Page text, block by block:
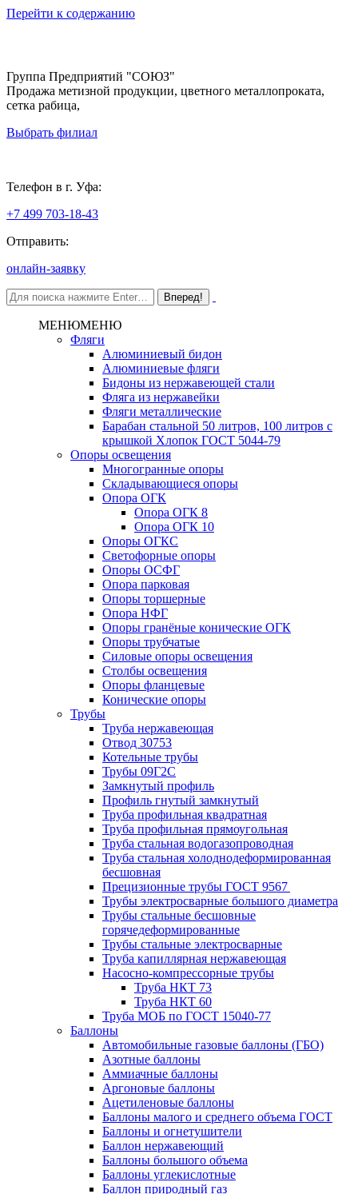
Перейти к содержанию
Группа Предприятий "СОЮЗ"
Продажа метизной продукции, цветного металлопроката,
сетка рабица,
Выбрать филиал
Телефон в г. Уфа:
+7 499 703-18-43
Отправить:
онлайн-заявку
МЕНЮМЕНЮ
Фляги
Алюминиевый бидон
Алюминиевые фляги
Бидоны из нержавеющей стали
Фляга из нержавейки
Фляги металлические
Барабан стальной 50 литров, 100 литров с
крышкой Хлопок ГОСТ 5044-79
Опоры освещения
Многогранные опоры
Складывающиеся опоры
Опора ОГК
Опора ОГК 8
Опора ОГК 10
Опоры ОГКС
Светофорные опоры
Опоры ОСФГ
Опора парковая
Опоры торшерные
Опора НФГ
Опоры гранёные конические ОГК
Опоры трубчатые
Силовые опоры освещения
Столбы освещения
Опоры фланцевые
Конические опоры
Трубы
Труба нержавеющая
Отвод 30753
Котельные трубы
Трубы 09Г2С
Замкнутый профиль
Профиль гнутый замкнутый
Труба профильная квадратная
Труба профильная прямоугольная
Труба стальная водогазопроводная
Труба стальная холоднодеформированная
бесшовная
Прецизионные трубы ГОСТ 9567
Трубы электросварные большого диаметра
Трубы стальные бесшовные
горячедеформированные
Трубы стальные электросварные
Труба капиллярная нержавеющая
Насосно-компрессорные трубы
Труба НКТ 73
Труба НКТ 60
Труба МОБ по ГОСТ 15040-77
Баллоны
Автомобильные газовые баллоны (ГБО)
Азотные баллоны
Аммиачные баллоны
Аргоновые баллоны
Ацетиленовые баллоны
Баллоны малого и среднего объема ГОСТ
Баллоны и огнетушители
Баллон нержавеющий
Баллоны большого объема
Баллоны углекислотные
Баллон природный газ